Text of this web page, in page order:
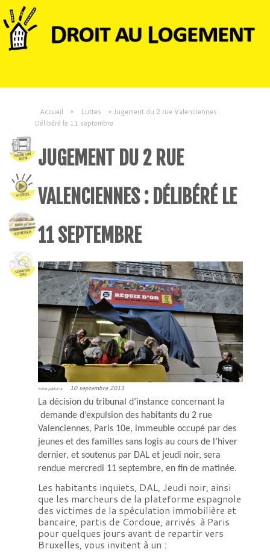
Accueil » Luttes »Jugement du 2 rue Valenciennes :
Délibéré le 11 septembre
JUGEMENT DU 2 RUE
VALENCIENNES : DÉLIBÉRÉ LE
11 SEPTEMBRE
Billet publié le 10 septembre 2013
La décision du tribunal d’instance concernant la
demande d’expulsion des habitants du 2 rue
Valenciennes, Paris 10e, immeuble occupé par des
jeunes et des familles sans logis au cours de l’hiver
dernier, et soutenus par DAL et jeudi noir, sera
rendue mercredi 11 septembre, en fin de matinée.
Les habitants inquiets, DAL, Jeudi noir, ainsi
que les marcheurs de la plateforme espagnole
des victimes de la spéculation immobilière et
bancaire, partis de Cordoue, arrivés à Paris
pour quelques jours avant de repartir vers
Bruxelles, vous invitent à un :